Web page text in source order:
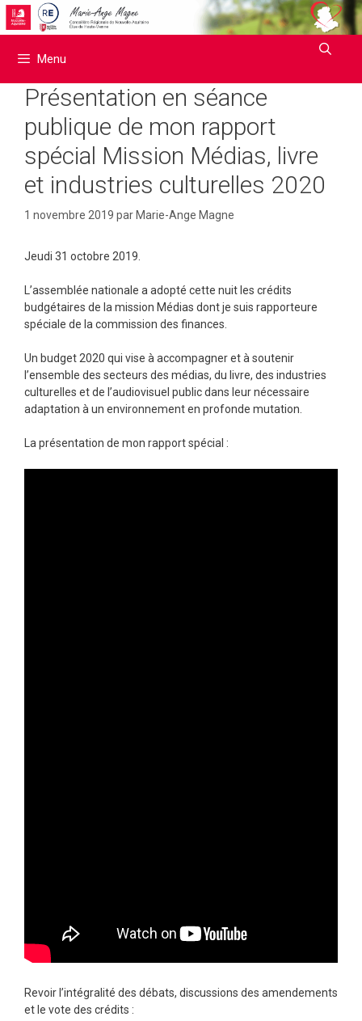
Aller
au
Menu
Présentation en séance
publique de mon rapport
spécial Mission Médias, livre
et industries culturelles 2020
1 novembre 2019 par Marie-Ange Magne
Jeudi 31 octobre 2019.
L’assemblée nationale a adopté cette nuit les crédits
budgétaires de la mission Médias dont je suis rapporteure
spéciale de la commission des finances.
Un budget 2020 qui vise à accompagner et à soutenir
l’ensemble des secteurs des médias, du livre, des industries
culturelles et de l’audiovisuel public dans leur nécessaire
adaptation à un environnement en profonde mutation.
La présentation de mon rapport spécial :
Revoir l’intégralité des débats, discussions des amendements
et le vote des crédits :